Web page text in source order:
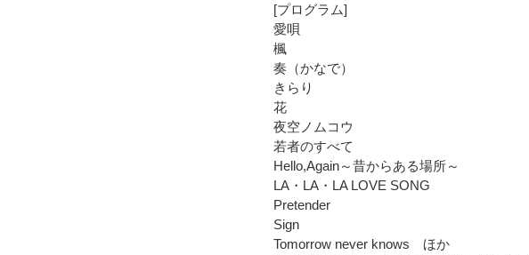
[プログラム]
愛唄
楓
奏（かなで）
きらり
花
夜空ノムコウ
若者のすべて
Hello,Again～昔からある場所～
LA・LA・LA LOVE SONG
Pretender
Sign
Tomorrow never knows ほか